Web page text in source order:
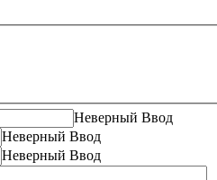
Неверный Ввод
Неверный Ввод
Неверный Ввод